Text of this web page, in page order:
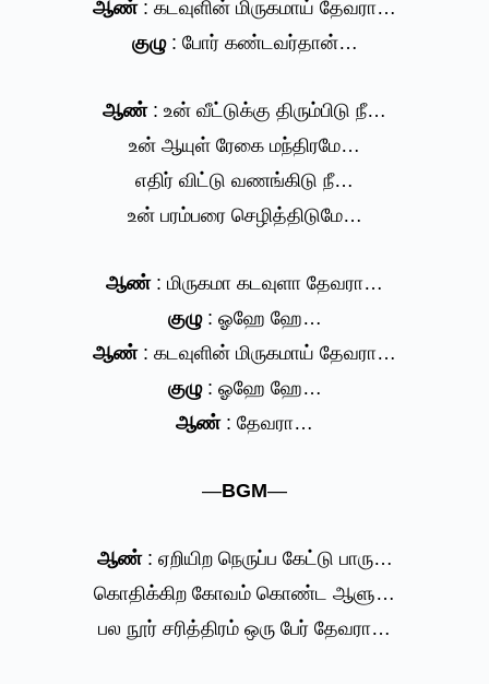
ஆண் : கடவுளின் மிருகமாய் தேவரா…
குழு : போர் கண்டவர்தான்…
ஆண் : உன் வீட்டுக்கு திரும்பிடு நீ…
உன் ஆயுள் ரேகை மந்திரமே…
எதிர் விட்டு வணங்கிடு நீ…
உன் பரம்பரை செழித்திடுமே…
ஆண் : மிருகமா கடவுளா தேவரா…
குழு : ஓஹே ஹே…
ஆண் : கடவுளின் மிருகமாய் தேவரா…
குழு : ஓஹே ஹே…
ஆண் : தேவரா…
—BGM—
ஆண் : ஏறியிற நெருப்ப கேட்டு பாரு…
கொதிக்கிற கோவம் கொண்ட ஆளு…
பல நூர் சரித்திரம் ஒரு பேர் தேவரா…